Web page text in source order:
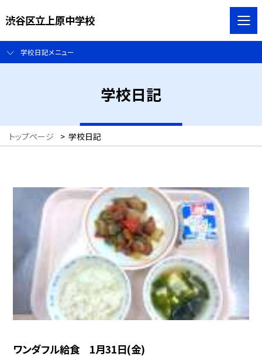
渋谷区立上原中学校
学校日記メニュー
学校日記
トップページ > 学校日記
ワンダフル給食 1月31日(金)